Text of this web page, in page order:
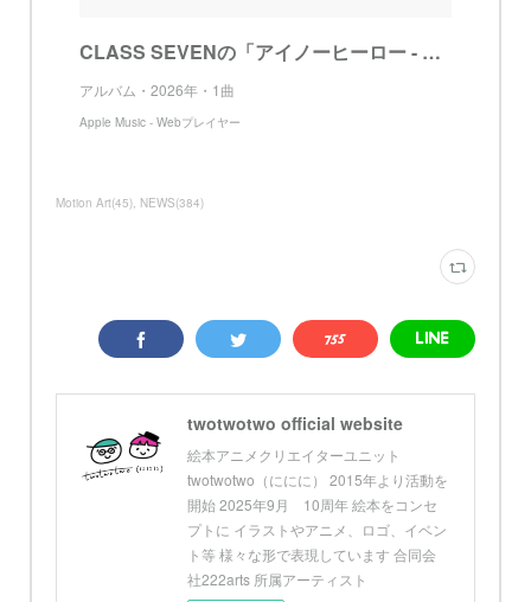
CLASS SEVENの「アイノーヒーロー - Single」をApple Musicで
アルバム・2026年・1曲
Apple Music - Webプレイヤー
Motion Art(45) NEWS(384)
twotwotwo official website
絵本アニメクリエイターユニット
twotwotwo（ににに） 2015年より活動を
開始 2025年9月 10周年 絵本をコンセ
プトに イラストやアニメ、ロゴ、イベン
ト等 様々な形で表現しています 合同会
社222arts 所属アーティスト